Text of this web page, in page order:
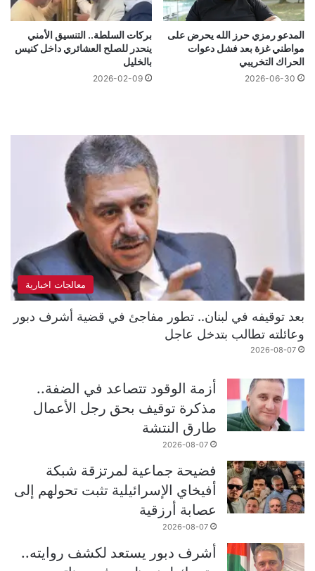
المدعو رمزي حرز الله يحرض على
مواطني غزة بعد فشل دعوات
الحراك التخريبي
2026-06-30
بركات السلطة.. التنسيق الأمني
ينحدر للصلح العشائري داخل كنيس
بالخليل
2026-02-09
معالجات اخبارية
بعد توقيفه في لبنان.. تطور مفاجئ في قضية أشرف دبور
وعائلته تطالب بتدخل عاجل
2026-08-07
أزمة الوقود تتصاعد في الضفة..
مذكرة توقيف بحق رجل الأعمال
طارق النتشة
2026-08-07
فضيحة جماعية لمرتزقة شبكة
أفيخاي الإسرائيلية تثبت تحولهم إلى
عصابة أرزقية
2026-08-07
أشرف دبور يستعد لكشف روايته..